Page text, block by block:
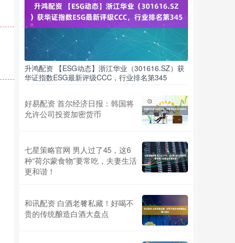
升鸿配资 【ESG动态】浙江华业（301616.SZ）获
华证指数ESG最新评级CCC，行业排名第345
好易配资 首尔经济日报：韩国将
允许公司投资加密货币
七星策略官网 男人过了45，这6
种“荷尔蒙食物”要常吃，夫妻生活
更和谐！
和讯配资 白酒老餮私藏！好喝不
贵的传统酿造白酒大盘点